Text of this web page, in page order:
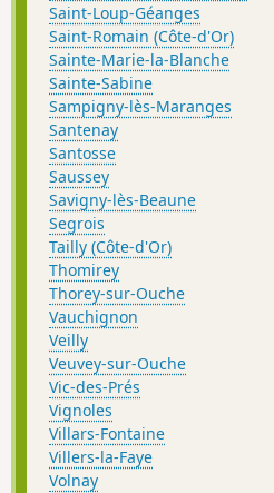
Saint-Loup-Géanges
Saint-Romain (Côte-d'Or)
Sainte-Marie-la-Blanche
Sainte-Sabine
Sampigny-lès-Maranges
Santenay
Santosse
Saussey
Savigny-lès-Beaune
Segrois
Tailly (Côte-d'Or)
Thomirey
Thorey-sur-Ouche
Vauchignon
Veilly
Veuvey-sur-Ouche
Vic-des-Prés
Vignoles
Villars-Fontaine
Villers-la-Faye
Volnay